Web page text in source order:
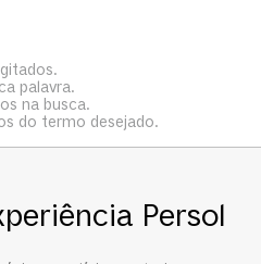
palavra.
na busca.
do termo desejado.
Persol